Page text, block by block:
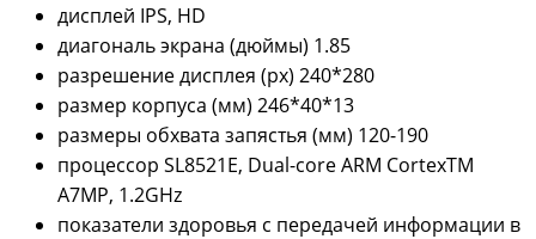
дисплей IPS, HD
диагональ экрана (дюймы) 1.85
разрешение дисплея (px) 240*280
размер корпуса (мм) 246*40*13
размеры обхвата запястья (мм) 120-190
процессор SL8521E, Dual-core ARM CortexTM
A7MP, 1.2GHz
показатели здоровья с передачей информации в